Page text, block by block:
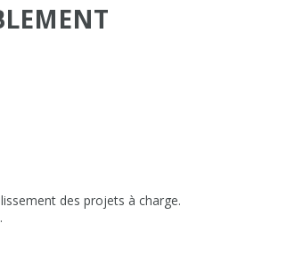
des projets à charge.